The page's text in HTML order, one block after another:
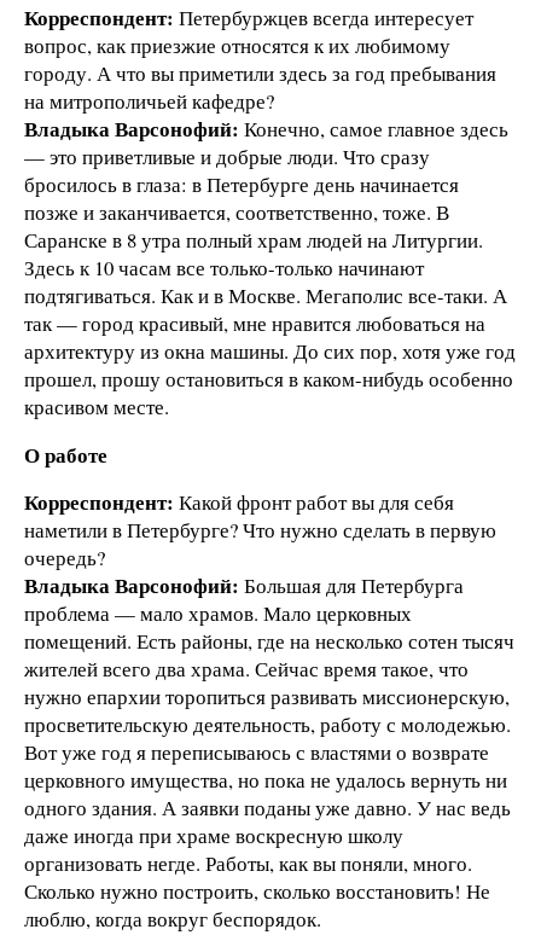
Корреспондент: Петербуржцев всегда интересует
вопрос, как приезжие относятся к их любимому
городу. А что вы приметили здесь за год пребывания
на митрополичьей кафедре?
Владыка Варсонофий: Конечно, самое главное здесь
— это приветливые и добрые люди. Что сразу
бросилось в глаза: в Петербурге день начинается
позже и заканчивается, соответственно, тоже. В
Саранске в 8 утра полный храм людей на Литургии.
Здесь к 10 часам все только-только начинают
подтягиваться. Как и в Москве. Мегаполис все-таки. А
так — город красивый, мне нравится любоваться на
архитектуру из окна машины. До сих пор, хотя уже год
прошел, прошу остановиться в каком-нибудь особенно
красивом месте.
О работе
Корреспондент: Какой фронт работ вы для себя
наметили в Петербурге? Что нужно сделать в первую
очередь?
Владыка Варсонофий: Большая для Петербурга
проблема — мало храмов. Мало церковных
помещений. Есть районы, где на несколько сотен тысяч
жителей всего два храма. Сейчас время такое, что
нужно епархии торопиться развивать миссионерскую,
просветительскую деятельность, работу с молодежью.
Вот уже год я переписываюсь с властями о возврате
церковного имущества, но пока не удалось вернуть ни
одного здания. А заявки поданы уже давно. У нас ведь
даже иногда при храме воскресную школу
организовать негде. Работы, как вы поняли, много.
Сколько нужно построить, сколько восстановить! Не
люблю, когда вокруг беспорядок.